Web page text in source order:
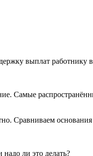
выплат работнику
Самые
Сравниваем
ли это делать?